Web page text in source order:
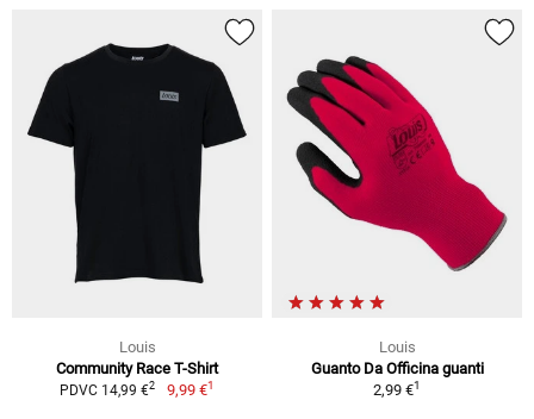
Louis
Community Race T-Shirt
PDVC 14,99 €2 9,99 €1
Louis
Guanto Da Officina guanti
2,99 €1